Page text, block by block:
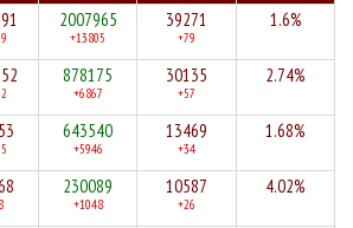
2007965
+13805
39271
+79
1.6%
878175
+6867
30135
+57
2.74%
643540
+5946
13469
+34
1.68%
230089
+1048
10587
+26
4.02%